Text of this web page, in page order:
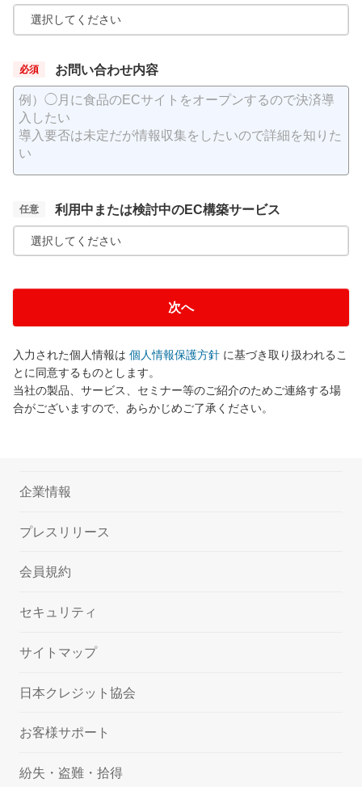
選択してください
お問い合わせ内容
利用中または検討中のEC構築サービス
選択してください
次へ
入力された個人情報は 個人情報保護方針 に基づき取り扱われるこ
とに同意するものとします。
当社の製品、サービス、セミナー等のご紹介のためご連絡する場
合がございますので、あらかじめご了承ください。
企業情報
プレスリリース
会員規約
セキュリティ
サイトマップ
日本クレジット協会
お客様サポート
紛失・盗難・拾得